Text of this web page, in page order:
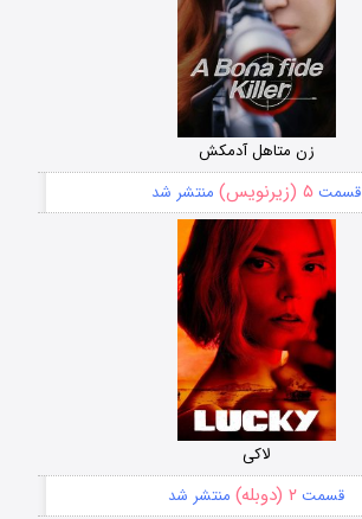
زن متاهل آدمکش
قسمت ۵ (زیرنویس) منتشر شد
لاکی
قسمت ۲ (دوبله) منتشر شد